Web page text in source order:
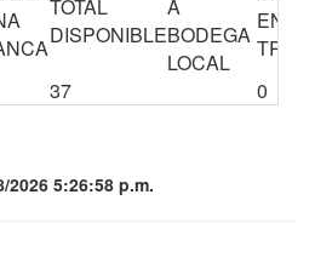
TOTAL
DISPONIBLE
A
BODEGA
LOCAL
EN
37 0
2026 5:26:58 p.m.